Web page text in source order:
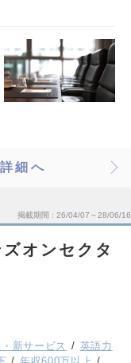
詳細へ
掲載期間 26/04/07～28/06/16
オンセクタ
新サービス
英語力
年収600万以上